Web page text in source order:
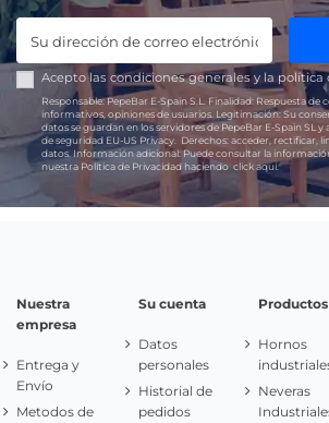
Acepto las condiciones generales y lapolítica
Responsable:PepeBar E-Spain S.L. Finalidad: Respuesta de
informativos, opiniones de usuarios. Legitimación: Su
datos se guardan en los servidores de PepeBar E-Spain SL
de seguridad EU-US Privacy.
Derechos: acceder, rectificar,
datos. Información adicional:Puede consultar la
nuestra Política de Privacidad haciendoclick aquí.
Nuestra
empresa
Entrega y
Envío
Metodos de
Su cuenta
Datos
personales
Historial de
pedidos
Productos
Hornos
Neveras